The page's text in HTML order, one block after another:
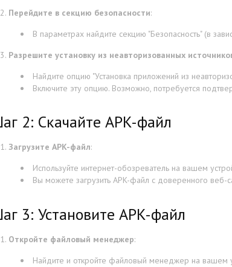
Перейдите в секцию безопасности:
В параметрах найдите секцию "Безопасность" (в
Разрешите установку из неавторизованных
Найдите опцию "Установка приложений из
Включите эту опцию. Возможно, потребуется
2: Скачайте APK-файл
Загрузите APK-файл:
Используйте интернет-обозреватель на вашем
Вы можете загрузить APK-файл с доверенного веб-
3: Установите APK-файл
Откройте файловый менеджер:
Найдите и откройте файловый менеджер на вашем